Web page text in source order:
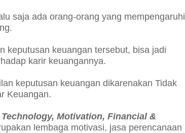
saja ada orang-orang yang mempengaruhi
keputusan keuangan tersebut, bisa jadi
karir keuangannya.
keputusan keuangan dikarenakan Tidak
Keuangan.
Motivation, Financial &
lembaga motivasi, jasa perencanaan